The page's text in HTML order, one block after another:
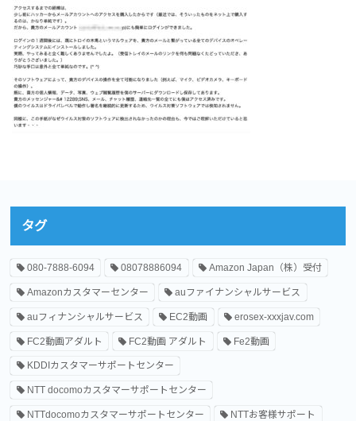
タグ
080-7888-6094 08078886094 Amazon Japan（株）受付
Amazonカスタマーセンター auファイナンシャルサービス
auフィナンシャルサービス EC2動画 erosex-xxxjav.com
FC2動画アダルト FC2動画 アダルト Fe2動画
KDDIカスタマーサポートセンター
NTT docomoカスタマーサポートセンター
NTTdocomoカスタマーサポートセンター NTTお客様サポート